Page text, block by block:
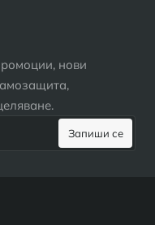
нови
Запиши се